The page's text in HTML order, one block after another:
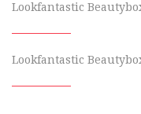
Lookfantastic
Lookfantastic